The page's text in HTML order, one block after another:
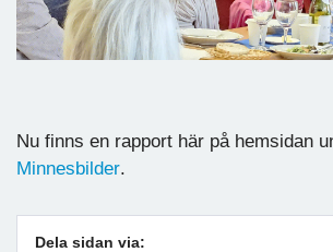
Nu finns en rapport här på hemsidan
Minnesbilder.
Dela sidan via: